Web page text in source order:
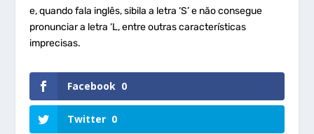
e, quando fala inglês, sibila a letra ‘S’ e não consegue
pronunciar a letra ‘L, entre outras características
imprecisas.
Facebook 0
Twitter 0